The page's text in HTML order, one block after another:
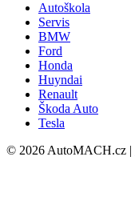
Autoškola
Servis
BMW
Ford
Honda
Huyndai
Renault
Škoda Auto
Tesla
© 2026 AutoMACH.cz |